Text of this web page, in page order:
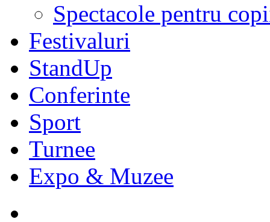
Spectacole pentru
Festivaluri
StandUp
Conferinte
Sport
Turnee
Expo & Muzee